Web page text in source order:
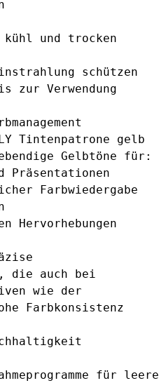
kühl und trocken
schützen
zur Verwendung
Tintenpatrone gelb
Gelbtöne für:
Präsentationen
Farbwiedergabe
Hervorhebungen
die auch bei
wie der
Farbkonsistenz
für leere